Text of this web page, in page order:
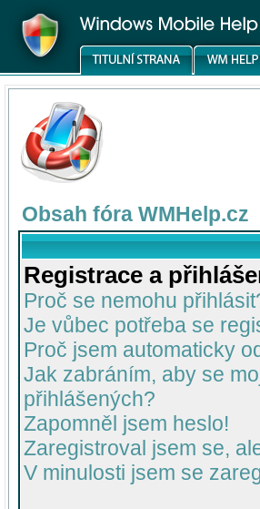
Obsah fóra WMHelp.cz
Registrace a
Proč se nemohu
Je vůbec potřeba se
Proč jsem automaticky
Jak zabráním, aby se
přihlášených?
Zapomněl jsem heslo!
Zaregistroval jsem se,
V minulosti jsem se